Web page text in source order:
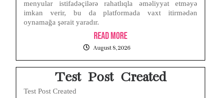
Test Post Created
menyular istifadəçilərə rahatlıqla əməliyyat etməyə
imkan verir, bu da platformada vaxt itirmədən
oynamağa şərait yaradır.
Read More
August 8, 2026
Test Post Created
Test Post Created